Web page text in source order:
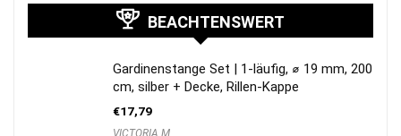
BEACHTENSWERT
Gardinenstange Set | 1-läufig, ⌀ 19 mm, 200
cm, silber + Decke, Rillen-Kappe
€17,79
VICTORIA M